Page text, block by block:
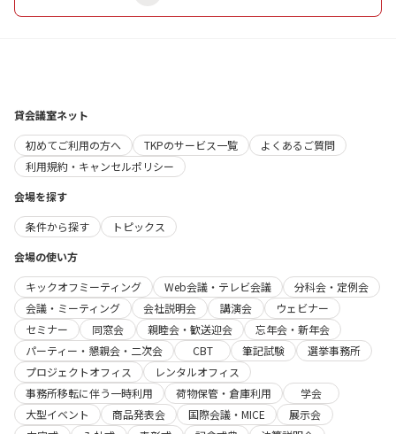
貸会議室ネット
初めてご利用の方へ
TKPのサービス一覧
よくあるご質問
利用規約・キャンセルポリシー
会場を探す
条件から探す
トピックス
会場の使い方
キックオフミーティング
Web会議・テレビ会議
分科会・定例会
会議・ミーティング
会社説明会 講演会
ウェビナー
セミナー
同窓会 親睦会・歓送迎会
忘年会・新年会
パーティー・懇親会・二次会
CBT 筆記試験
選挙事務所
プロジェクトオフィス
レンタルオフィス
事務所移転に伴う一時利用
荷物保管・倉庫利用
学会
大型イベント
商品発表会 国際会議・MICE
展示会